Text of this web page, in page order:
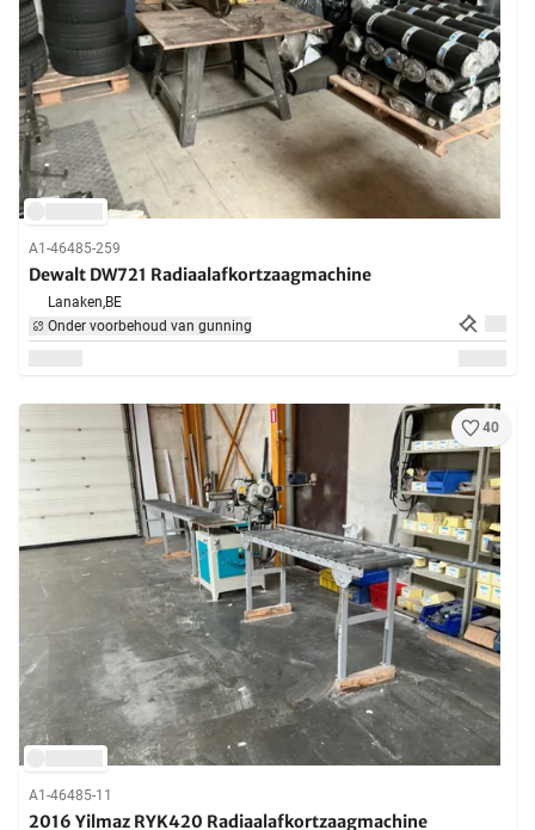
A1-46485-259
Dewalt DW721 Radiaalafkortzaagmachine
Lanaken,BE
Onder voorbehoud van gunning
40
A1-46485-11
2016 Yilmaz RYK420 Radiaalafkortzaagmachine